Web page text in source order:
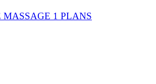
1 PLANS